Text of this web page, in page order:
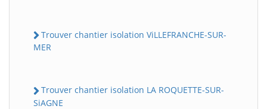
Trouver chantier isolation ViLLEFRANCHE-SUR-
MER
Trouver chantier isolation LA ROQUETTE-SUR-
SiAGNE